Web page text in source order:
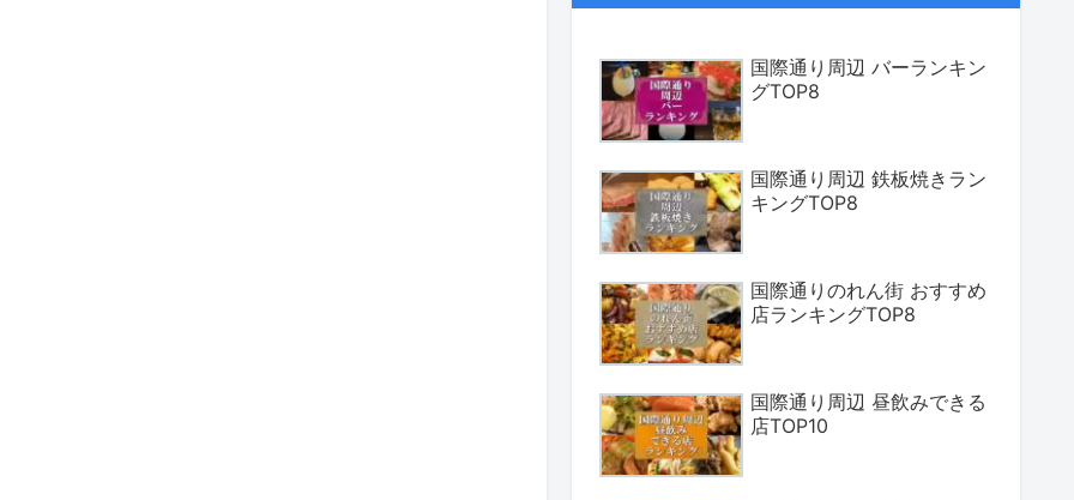
国際通り周辺 バーランキン
グTOP8
国際通り周辺 鉄板焼きラン
キングTOP8
国際通りのれん街 おすすめ
店ランキングTOP8
国際通り周辺 昼飲みできる
店TOP10